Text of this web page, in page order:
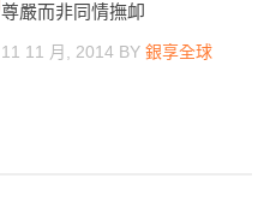
尊嚴而非同情撫卹
11 11 月, 2014 BY 銀享全球